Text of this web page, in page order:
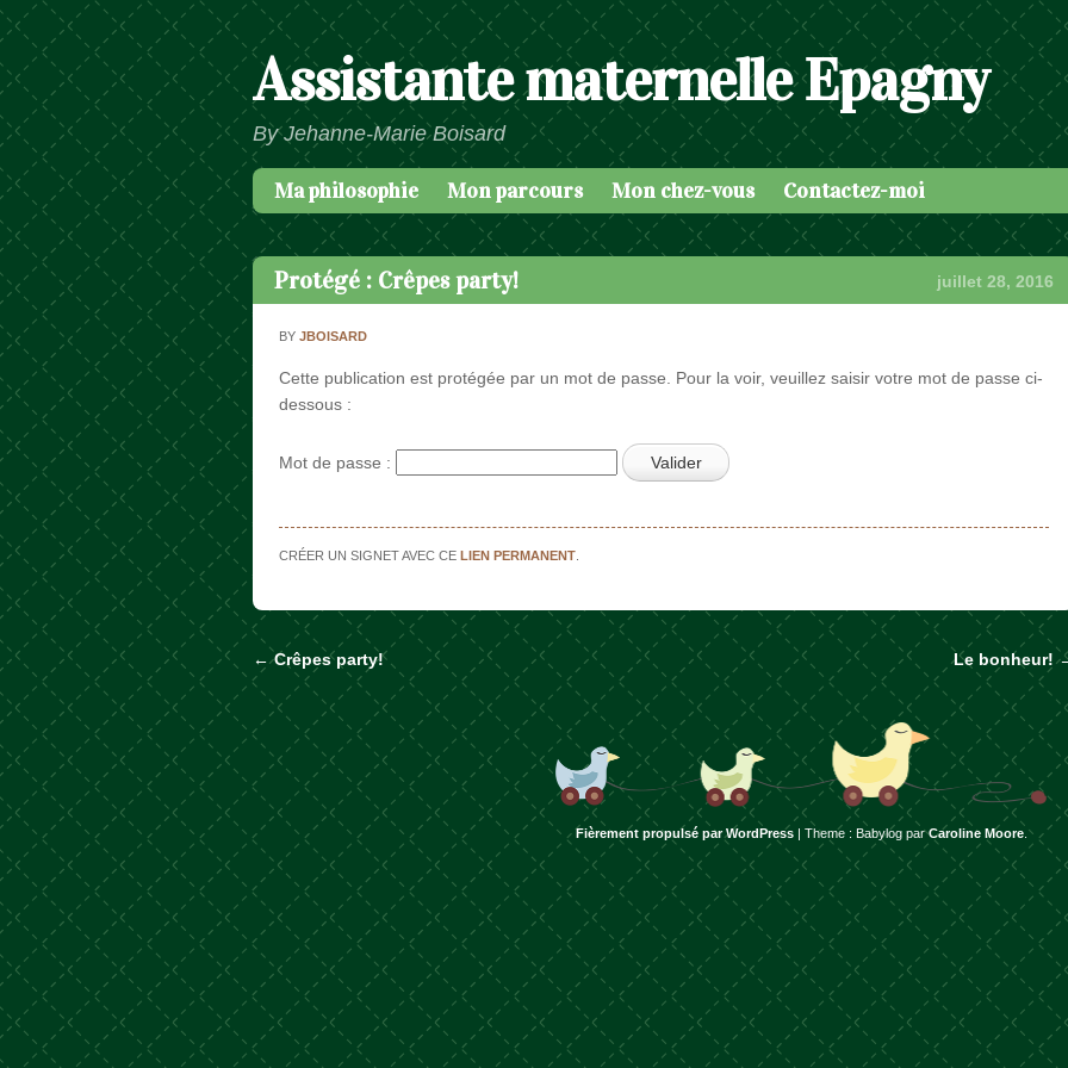
Assistante maternelle Epagny
By Jehanne-Marie Boisard
Menu
Passer au contenu
Ma philosophie Mon parcours Mon chez-vous Contactez-moi
Protégé : Crêpes party! juillet 28, 2016
BYJBOISARD
Cette publication est protégée par un mot de passe. Pour la voir, veuillez saisir votre mot de passe ci-
dessous :
Mot de passe :
CRÉER UN SIGNET AVEC CELIEN PERMANENT
Naviguer dans les articles
←Crêpes party! Le bonheur!
Fièrement propulsé par WordPress Theme : Babylog parCaroline Moore.